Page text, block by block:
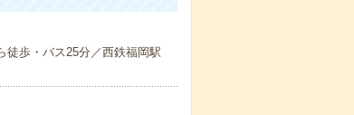
徒歩・バス25分／西鉄福岡駅